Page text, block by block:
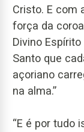
Cristo. E com
força da
Divino Espírito
Santo que
açoriano
na alma.”
“E é por tudo